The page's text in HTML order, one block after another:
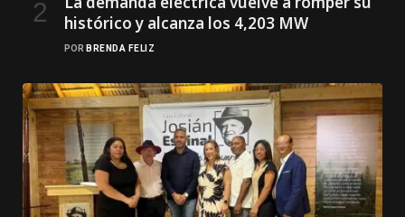
histórico y alcanza los 4,203 MW
POR BRENDA FELIZ